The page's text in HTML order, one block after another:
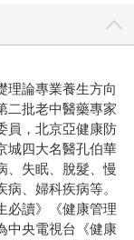
理論專業養生方向
二批老中醫藥專家
員，北京亞健康防
城四大名醫孔伯華
、失眠、脫髮、慢
、婦科疾病等。
必讀》《健康管理
中央電視台《健康